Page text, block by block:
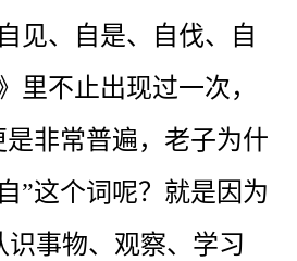
见、自是、自伐、自
里不止出现过一次，
是非常普遍，老子为什
”这个词呢？就是因为
识事物、观察、学习